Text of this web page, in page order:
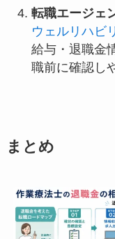
転職エージェ
ウェルリハビ
給与・退職金
職前に確認し
まとめ